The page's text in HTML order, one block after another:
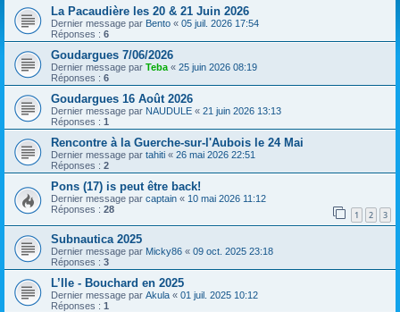
La Pacaudière les 20 & 21 Juin 2026
Dernier message par Bento « 05 juil. 2026 17:54
Réponses : 6
Goudargues 7/06/2026
Dernier message par Teba « 25 juin 2026 08:19
Réponses : 6
Goudargues 16 Août 2026
Dernier message par NAUDULE « 21 juin 2026 13:13
Réponses : 1
Rencontre à la Guerche-sur-l'Aubois le 24 Mai
Dernier message par tahiti « 26 mai 2026 22:51
Réponses : 2
Pons (17) is peut être back!
Dernier message par captain « 10 mai 2026 11:12
Réponses : 28 1 2 3
Subnautica 2025
Dernier message par Micky86 « 09 oct. 2025 23:18
Réponses : 3
L’Ile - Bouchard en 2025
Dernier message par Akula « 01 juil. 2025 10:12
Réponses : 1